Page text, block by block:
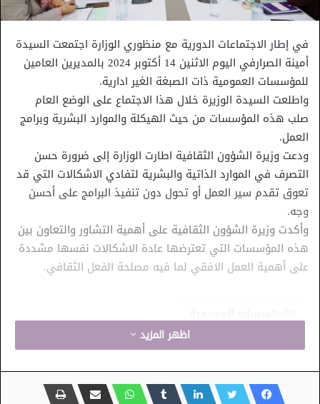
في إطار الاجتماعات الدورية مع منظوري الوزارة اجتمعت السيدة
أمينة الصرارفي اليوم الاثنين 14 أكتوبر 2024 بالمديرين العامين
للمؤسسات العمومية ذات الصبغة الغير ادارية.
واطلعت السيدة الوزيرة خلال هذا الاجتماع على الوضع العام
صلب هذه المؤسسات من حيث الهيكلة والموارد البشرية وبرامج
العمل.
ودعت وزيرة الشؤون الثقافية اطارت الوزارة إلى ضرورة حسن
التصرف في الموارد الذاتية والبشرية لتفادي الاشكالات التي قد
تعوق تقدم سير العمل أو تحول دون تنفيذ البرامج على أحسن
وجه.
وأكدت وزيرة الشؤون الثقافية على أهمية التشاور والتعاون بين
هذه المؤسسات التي تعترضها عادة الاشكالات نفسها مشددة
على أهمية العمل الافقي لما فيه مصلحة الفعل الثقافي.
اظهر المزيد